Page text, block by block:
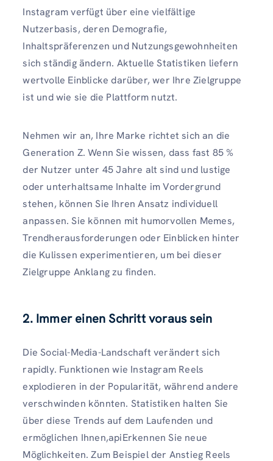
Instagram verfügt über eine vielfältige
Nutzerbasis, deren Demografie,
Inhaltspräferenzen und Nutzungsgewohnheiten
sich ständig ändern. Aktuelle Statistiken liefern
wertvolle Einblicke darüber, wer Ihre Zielgruppe
ist und wie sie die Plattform nutzt.
Nehmen wir an, Ihre Marke richtet sich an die
Generation Z. Wenn Sie wissen, dass fast 85 %
der Nutzer unter 45 Jahre alt sind und lustige
oder unterhaltsame Inhalte im Vordergrund
stehen, können Sie Ihren Ansatz individuell
anpassen. Sie können mit humorvollen Memes,
Trendherausforderungen oder Einblicken hinter
die Kulissen experimentieren, um bei dieser
Zielgruppe Anklang zu finden.
2. Immer einen Schritt voraus sein
Die Social-Media-Landschaft verändert sich
rapidly. Funktionen wie Instagram Reels
explodieren in der Popularität, während andere
verschwinden könnten. Statistiken halten Sie
über diese Trends auf dem Laufenden und
ermöglichen Ihnen,apiErkennen Sie neue
Möglichkeiten. Zum Beispiel der Anstieg Reels